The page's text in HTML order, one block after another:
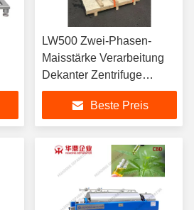
LW500 Zwei-Phasen-
Maisstärke Verarbeitung
Dekanter Zentrifuge
Trennseelerzeuger
Nahrungsmittelqualität
Edelstahl kontinuierlich
Beste Preis